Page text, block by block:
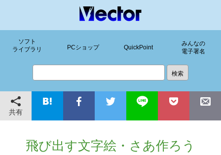
ソフト
ライブラリ
PCショップ QuickPoint
みんなの
電子署名
共有
飛び出す文字絵・さあ作ろう